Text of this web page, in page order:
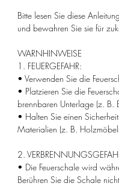
Bitte lesen Sie diese
und bewahren Sie sie für
WARNHINWEISE
1. FEUERGEFAHR:
• Verwenden Sie die
• Platzieren Sie die
brennbaren Unterlage (z. B.
• Halten Sie einen
Materialien (z. B.
2.
• Die Feuerschale wird
Berühren Sie die Schale